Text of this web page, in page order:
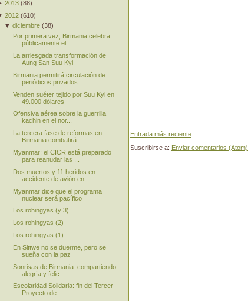
Entrada más reciente
Suscribirse a: Enviar comentarios (Atom)
2013 (88)
2012 (610)
▼diciembre (38)
Por primera vez, Birmania celebra
públicamente el ...
La arriesgada transformación de
Aung San Suu Kyi
Birmania permitirá circulación de
periódicos privados
Venden suéter tejido por Suu Kyi en
49.000 dólares
Ofensiva aérea sobre la guerrilla
kachin en el nor...
La tercera fase de reformas en
Birmania combatirá ...
Myanmar: el CICR está preparado
para reanudar las ...
Dos muertos y 11 heridos en
accidente de avión en ...
Myanmar dice que el programa
nuclear será pacífico
Los rohingyas (y 3)
Los rohingyas (2)
Los rohingyas (1)
En Sittwe no se duerme, pero se
sueña con la paz
Sonrisas de Birmania: compartiendo
alegría y felic...
Escolaridad Solidaria: fin del Tercer
Proyecto de ...